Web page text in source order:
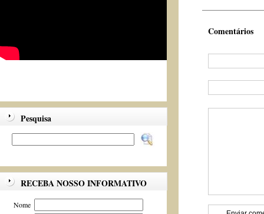
Pesquisa
RECEBA NOSSO INFORMATIVO
Nome
Comentários